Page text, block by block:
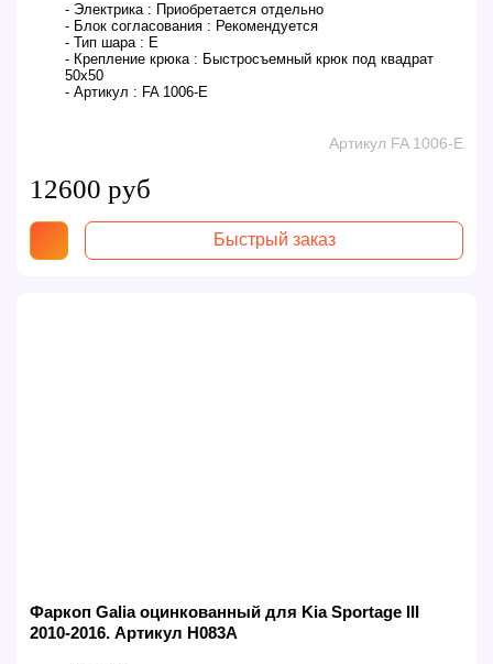
- Электрика : Приобретается отдельно
- Блок согласования : Рекомендуется
- Тип шара : E
- Крепление крюка : Быстросъемный крюк под квадрат
50х50
- Артикул : FA 1006-E
Артикул FA 1006-E
12600 руб
Быстрый заказ
Фаркоп Galia оцинкованный для Kia Sportage III
2010-2016. Артикул H083A